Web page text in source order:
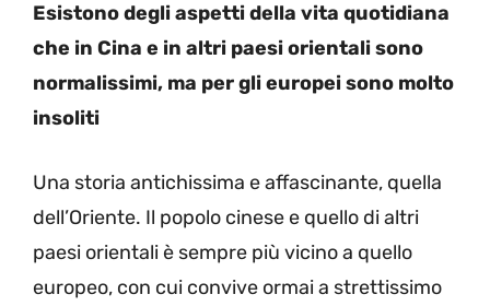
Esistono degli aspetti della vita quotidiana
che in Cina e in altri paesi orientali sono
normalissimi, ma per gli europei sono molto
insoliti
Una storia antichissima e affascinante, quella
dell’Oriente. Il popolo cinese e quello di altri
paesi orientali è sempre più vicino a quello
europeo, con cui convive ormai a strettissimo